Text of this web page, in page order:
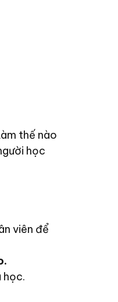
thế nào
học
viên để
học.